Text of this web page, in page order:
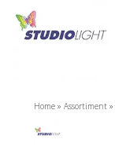
Home » Assortiment »